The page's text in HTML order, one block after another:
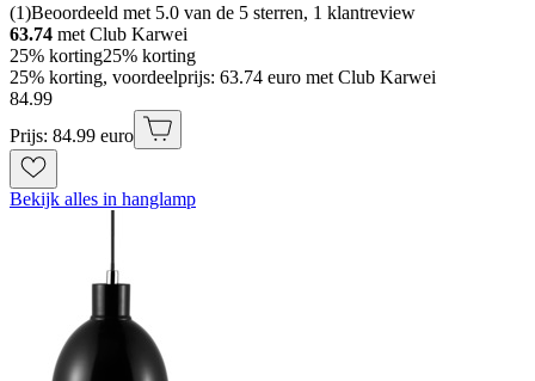
(1)Beoordeeld met 5.0 van de 5 sterren, 1 klantreview
63.74 met Club Karwei
25% korting25% korting
25% korting, voordeelprijs: 63.74 euro met Club Karwei
84.99
Prijs: 84.99 euro
Bekijk alles in hanglamp